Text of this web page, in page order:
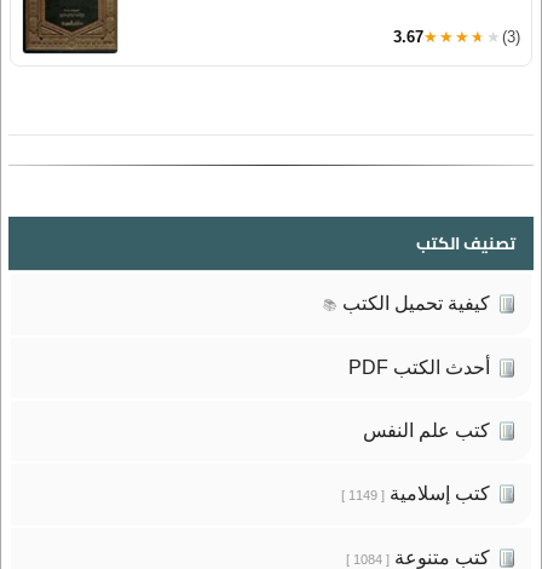
3.67★★★★★ (3)
تصنيف الكتب
كيفية تحميل الكتب 📚
أحدث الكتب PDF
كتب علم النفس
كتب إسلامية[ 1149 ]
كتب متنوعة[ 1084 ]